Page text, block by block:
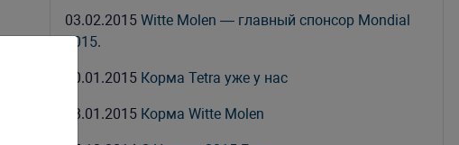
03.02.2015Witte Molen — главный спонсор Mondial
2015.
30.01.2015 Корма Tetra уже у нас
28.01.2015 Корма Witte Molen